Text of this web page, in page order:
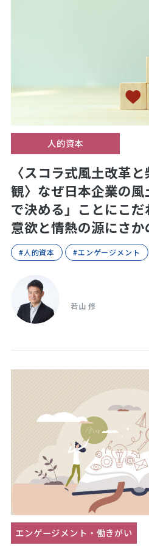
人的資本
〈スコラ式風土改革
観〉なぜ日本企業の
で決める」ことにこ
意欲と情熱の源にさか
#人的資本 #エンゲージメント
若山 修
エンゲージメント・働きがい